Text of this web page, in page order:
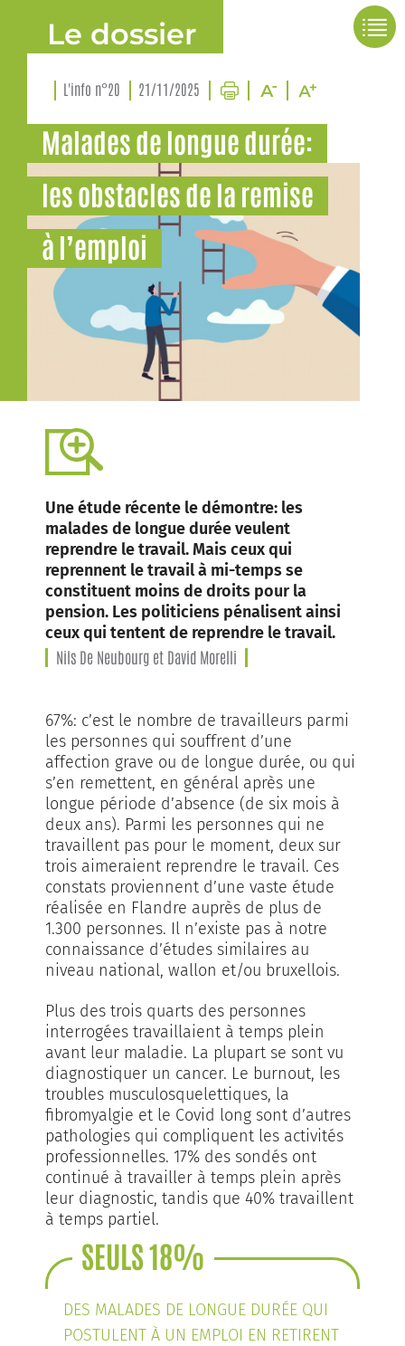
Le dossier
L'info n°20 21/11/2025
Malades de longue durée:
les obstacles de la remise
à l’emploi
Une étude récente le démontre: les
malades de longue durée veulent
reprendre le travail. Mais ceux qui
reprennent le travail à mi-temps se
constituent moins de droits pour la
pension. Les politiciens pénalisent ainsi
ceux qui tentent de reprendre le travail.
Nils De Neubourg et David Morelli
67%: c’est le nombre de travailleurs parmi
les personnes qui souffrent d’une
affection grave ou de longue durée, ou qui
s’en remettent, en général après une
longue période d’absence (de six mois à
deux ans). Parmi les personnes qui ne
travaillent pas pour le moment, deux sur
trois aimeraient reprendre le travail. Ces
constats proviennent d’une vaste étude
réalisée en Flandre auprès de plus de
1.300 personnes. Il n’existe pas à notre
connaissance d’études similaires au
niveau national, wallon et/ou bruxellois.
Plus des trois quarts des personnes
interrogées travaillaient à temps plein
avant leur maladie. La plupart se sont vu
diagnostiquer un cancer. Le burnout, les
troubles musculosquelettiques, la
fibromyalgie et le Covid long sont d’autres
pathologies qui compliquent les activités
professionnelles. 17% des sondés ont
continué à travailler à temps plein après
leur diagnostic, tandis que 40% travaillent
à temps partiel.
SEULS 18%
DES MALADES DE LONGUE DURÉE QUI
POSTULENT À UN EMPLOI EN RETIRENT